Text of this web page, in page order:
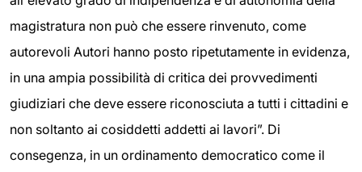
magistratura non può che essere rinvenuto, come
autorevoli Autori hanno posto ripetutamente in evidenza,
in una ampia possibilità di critica dei provvedimenti
giudiziari che deve essere riconosciuta a tutti i cittadini e
non soltanto ai cosiddetti addetti ai lavori”. Di
consegenza, in un ordinamento democratico come il